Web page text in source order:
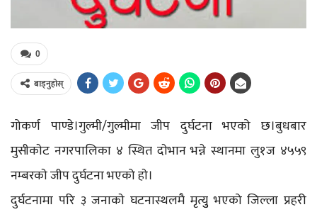
0
बाड्नुहोस्
गोकर्ण पाण्डे।गुल्मी/गुल्मीमा जीप दुर्घटना भएको छ।बुधबार
मुसीकाेट नगरपालिका ४ स्थित दाेभान भन्ने स्थानमा लु१ज ४५५९
नम्बरकाे जीप दुर्घटना भएको हाे।
दुर्घटनामा परि ३ जनाकाे घटनास्थलमै मृत्युु भएको जिल्ला प्रहरी